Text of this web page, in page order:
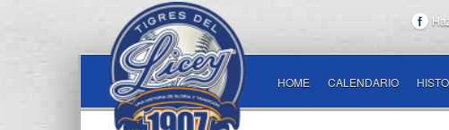
HOME CALENDARIO